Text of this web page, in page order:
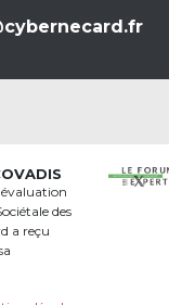
des
a reçu